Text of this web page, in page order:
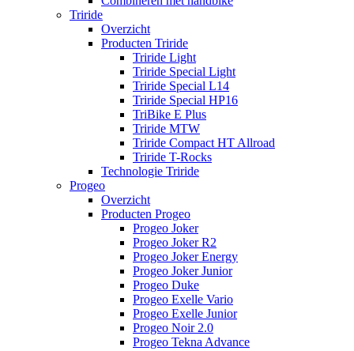
Triride
Overzicht
Producten Triride
Triride Light
Triride Special Light
Triride Special L14
Triride Special HP16
TriBike E Plus
Triride MTW
Triride Compact HT Allroad
Triride T-Rocks
Technologie Triride
Progeo
Overzicht
Producten Progeo
Progeo Joker
Progeo Joker R2
Progeo Joker Energy
Progeo Joker Junior
Progeo Duke
Progeo Exelle Vario
Progeo Exelle Junior
Progeo Noir 2.0
Progeo Tekna Advance